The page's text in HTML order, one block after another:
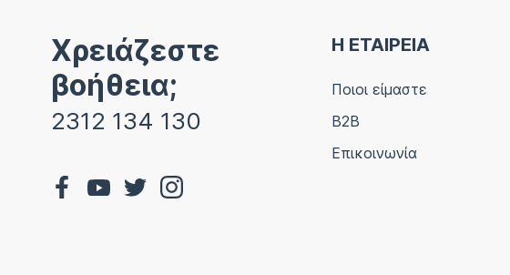
Χρειάζεστε
βοήθεια;
2312 134 130
Η ΕΤΑΙΡΕΙΑ
Ποιοι είμαστε
B2B
Επικοινωνία